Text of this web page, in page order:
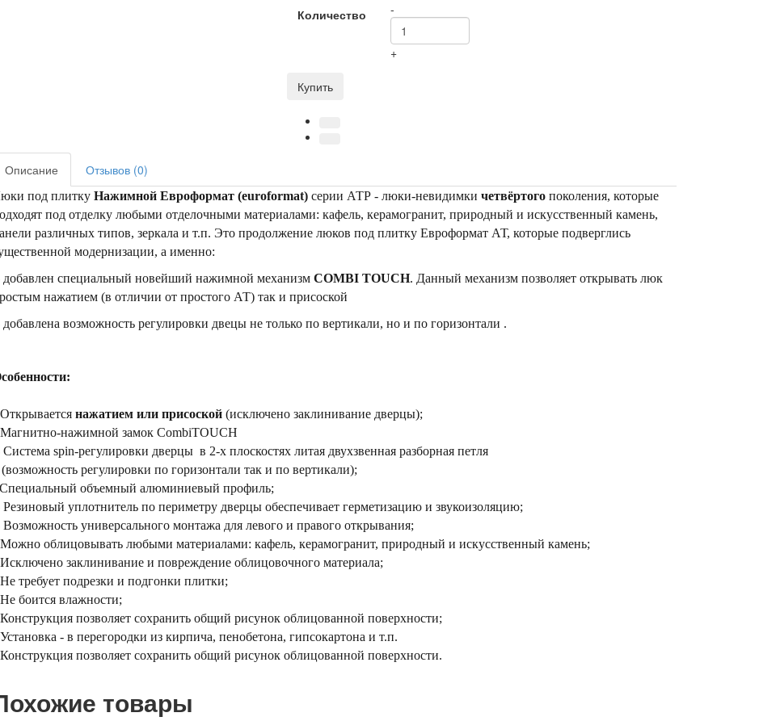
Количество
-
+
Купить
Описание Отзывов (0)
под плитку Нажимной Евроформат (euroformat) серии АТР - люки-невидимки четвёртогопоколения, которые
под отделку любыми отделочными материалами: кафель, керамогранит, природный и искусственный камень,
различных типов, зеркала и т.п. Это продолжение люков под плитку Евроформат АТ, которые подверглись
модернизации, а именно:
добавлен специальный новейший нажимной механизм COMBI TOUCH. Данный механизм позволяет открывать люк
нажатием (в отличии от простого АТ) так и присоской
добавлена возможность регулировки двецы не только по вертикали, но и по горизонтали .
нажатием или присоской(исключено заклинивание дверцы);
нажимной замок CombiTOUCH
Система spin-регулировки дверцы в 2-х плоскостях литая двухзвенная разборная петля
регулировки по горизонтали так и по вертикали);
объемный алюминиевый профиль;
Резиновый уплотнитель по периметру дверцы обеспечивает герметизацию и звукоизоляцию;
Возможность универсального монтажа для левого и правого открывания;
облицовывать любыми материалами: кафель, керамогранит, природный и искусственный камень;
заклинивание и повреждение облицовочного материала;
требует подрезки и подгонки плитки;
боится влажности;
позволяет сохранить общий рисунок облицованной поверхности;
- в перегородки из кирпича, пенобетона, гипсокартона и т.п.
позволяет сохранить общий рисунок облицованной поверхности.
товары